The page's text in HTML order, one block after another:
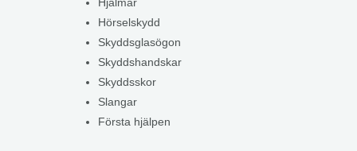
Hjälmar
Hörselskydd
Skyddsglasögon
Skyddshandskar
Skyddsskor
Slangar
Första hjälpen